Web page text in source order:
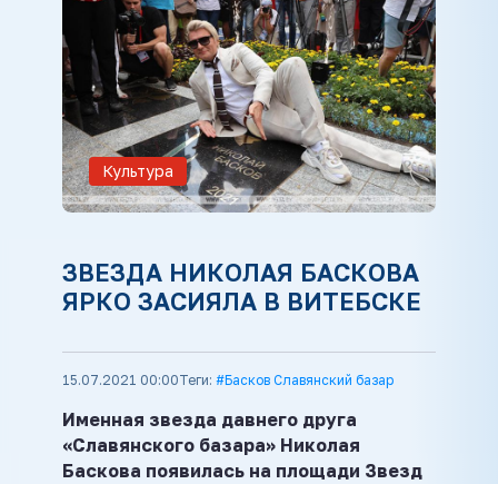
Культура
ЗВЕЗДА НИКОЛАЯ БАСКОВА
ЯРКО ЗАСИЯЛА В ВИТЕБСКЕ
15.07.2021 00:00Теги: #Басков Славянский базар
Именная звезда давнего друга
«Славянского базара» Николая
Баскова появилась на площади Звезд